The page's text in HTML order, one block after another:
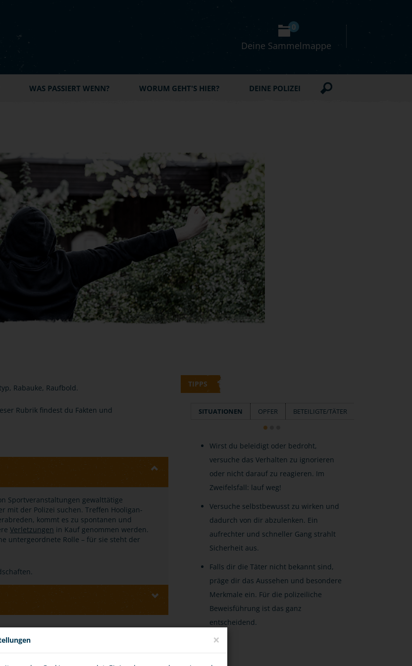
Deine Sammelmappe
0
WAS PASSIERT WENN? WORUM GEHT'S HIER? DEINE POLIZEI
Rabauke, Raufbold.
Rubrik findest du Fakten und
Sportveranstaltungen gewalttätige
mit der Polizei suchen. Treffen Hooligan-
kommt es zu spontanen und
Verletzungen in Kauf genommen werden.
untergeordnete Rolle – für sie steht der
TIPPS
SITUATIONEN OPFER BETEILIGTE/TÄTER
Wirst du beleidigt oder bedroht,
versuche das Verhalten zu ignorieren
oder nicht darauf zu reagieren. Im
Zweifelsfall: lauf weg!
Versuche selbstbewusst zu wirken und
dadurch von dir abzulenken. Ein
aufrechter und schneller Gang strahlt
Sicherheit aus.
Falls dir die Täter nicht bekannt sind,
präge dir das Aussehen und besondere
Merkmale ein. Für die polizeiliche
Beweisführung ist das ganz
entscheidend.
×